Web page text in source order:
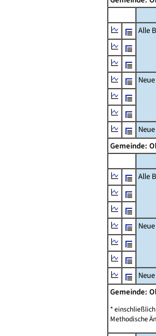
Alle
Gemeinde:
Alle
Gemeinde:
*
Methodische